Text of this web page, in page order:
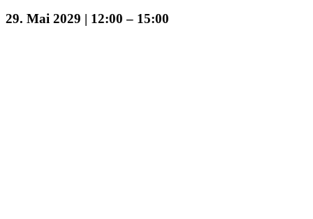
29. Mai 2029 | 12:00 – 15:00